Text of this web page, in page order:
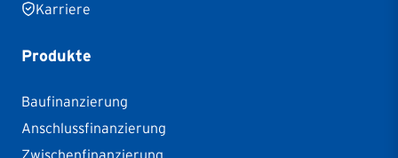
Karriere
Produkte
Baufinanzierung
Anschlussfinanzierung
Zwischenfinanzierung